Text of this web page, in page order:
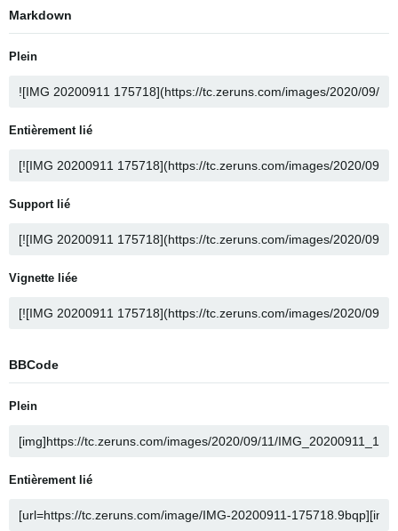
Markdown
Plein
Entièrement lié
Support lié
Vignette liée
BBCode
Plein
Entièrement lié